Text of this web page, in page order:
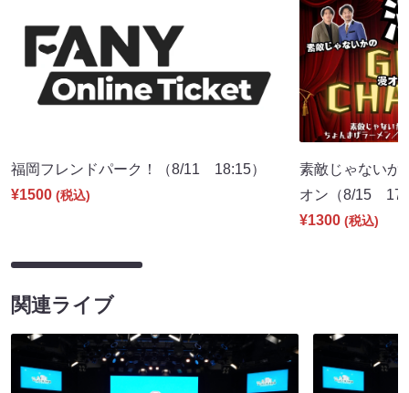
福岡フレンドパーク！（8/11 18:15）
¥1500 (税込)
素敵じゃないか
オン（8/15
¥1300 (税込)
関連ライブ